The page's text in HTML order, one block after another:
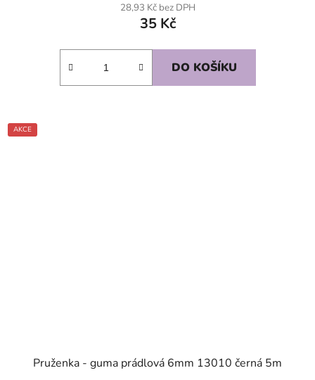
28,93 Kč bez DPH
35 Kč
DO KOŠÍKU
AKCE
Pruženka - guma prádlová 6mm 13010 černá 5m